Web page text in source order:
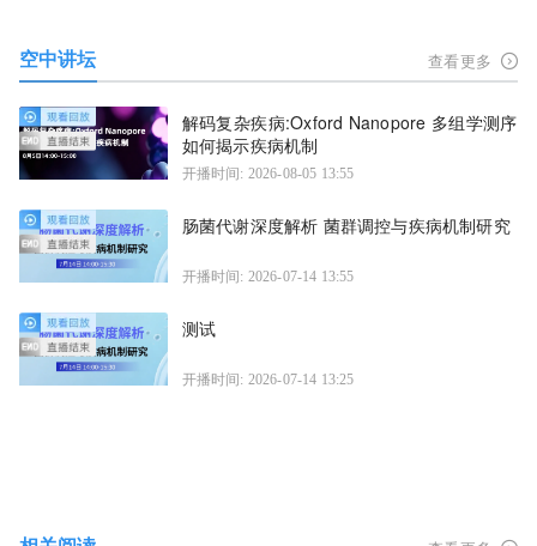
空中讲坛 查看更多
解码复杂疾病:Oxford Nanopore 多组学测序
如何揭示疾病机制
开播时间: 2026-08-05 13:55
肠菌代谢深度解析 菌群调控与疾病机制研究
开播时间: 2026-07-14 13:55
测试
开播时间: 2026-07-14 13:25